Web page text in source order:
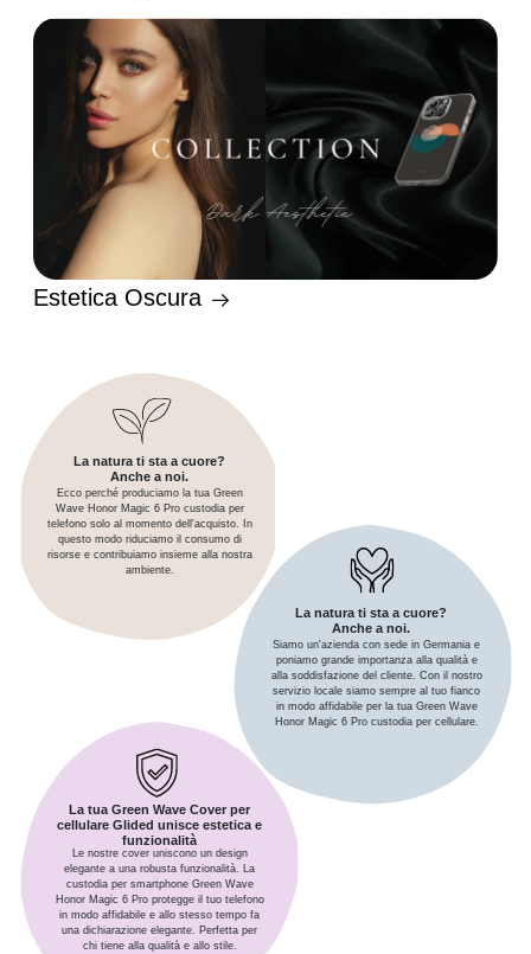
Estetica Oscura
La natura ti sta a cuore?
Anche a noi.
Ecco perché produciamo la tua Green
Wave Honor Magic 6 Pro custodia per
telefono solo al momento dell'acquisto. In
questo modo riduciamo il consumo di
risorse e contribuiamo insieme alla nostra
ambiente.
La natura ti sta a cuore?
Anche a noi.
Siamo un'azienda con sede in Germania e
poniamo grande importanza alla qualità e
alla soddisfazione del cliente. Con il nostro
servizio locale siamo sempre al tuo fianco
in modo affidabile per la tua Green Wave
Honor Magic 6 Pro custodia per cellulare.
La tua Green Wave Cover per
cellulare Glided unisce estetica e
funzionalità
Le nostre cover uniscono un design
elegante a una robusta funzionalità. La
custodia per smartphone Green Wave
Honor Magic 6 Pro protegge il tuo telefono
in modo affidabile e allo stesso tempo fa
una dichiarazione elegante. Perfetta per
chi tiene alla qualità e allo stile.